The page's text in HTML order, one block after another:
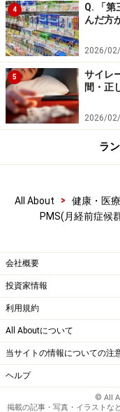
※記事内容は執筆時点
い。
※当サイトにおける医師
断・治療行為ではあり
切な医療機関での受診
個人の見解によるもの
のではありません。当
かなる損害についても
情報提供者は一切の責
免責事項
4
Q. 「第
んだ方
2026/
5
サイレ
間・正
2026/
ラ
All About > 健康・医療
PMS(月経前症候
会社概要
投資家情報
利用規約
All Aboutについて
当サイトの情報についての注
ヘルプ
© All
掲載の記事・写真・イラストな